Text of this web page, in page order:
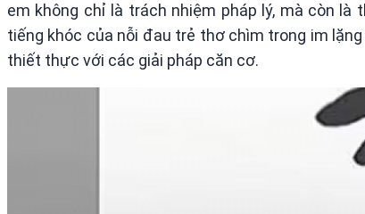
em không chỉ là trách nhiệm pháp lý, mà còn
tiếng khóc của nỗi đau trẻ thơ chìm trong im
thiết thực với các giải pháp căn cơ.